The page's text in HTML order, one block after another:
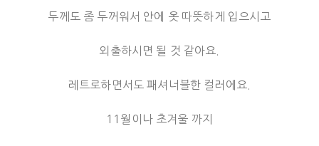
두께도 좀 두꺼워서 안에 옷 따뜻하게 입으시고
외출하시면 될 것 같아요.
레트로하면서도 패셔너블한 컬러에요.
11월이나 초겨울 까지